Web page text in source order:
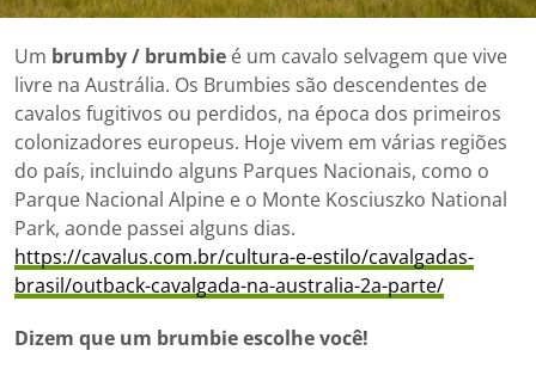
Um brumby / brumbie é um cavalo selvagem que vive
livre na Austrália. Os Brumbies são descendentes de
cavalos fugitivos ou perdidos, na época dos primeiros
colonizadores europeus. Hoje vivem em várias regiões
do país, incluindo alguns Parques Nacionais, como o
Parque Nacional Alpine e o Monte Kosciuszko National
Park, aonde passei alguns dias.
https://cavalus.com.br/cultura-e-estilo/cavalgadas-
brasil/outback-cavalgada-na-australia-2a-parte/
Dizem que um brumbie escolhe você!